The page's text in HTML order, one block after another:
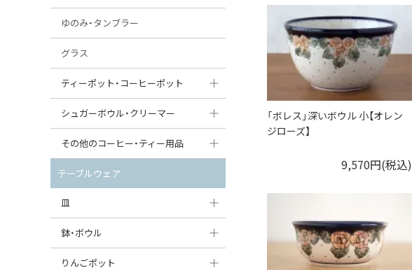
「ボレス」深いボウル 小【オレン
ジローズ】
9,570円(税込)
ゆのみ・タンブラー
グラス
ティーポット・コーヒーポット
ティーポット
コーヒーポット
シュガーボウル・クリーマー
シュガーボウル
クリーマー
その他のコーヒー・ティー用品
ポットウォーマー
ピッチャー
コーヒードリッパー
テーブルウェア
皿
大皿（24cm〜）
中皿（18〜24cm）
鉢・ボウル
大鉢（21cm〜）
りんごポット